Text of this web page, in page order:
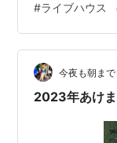
年に1度有るか
い、行けるのか
さっぱり忘れち
軽に引き受けた
頼れる照明ガー
#ライブハウス
今夜も朝ま
2023年あけ